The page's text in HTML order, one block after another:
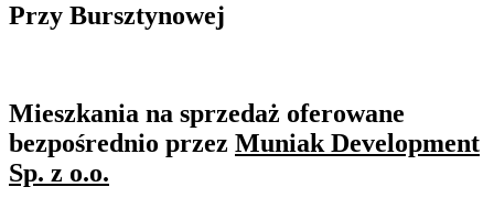
Przy Bursztynowej
Mieszkania na sprzedaż oferowane
bezpośrednio przez Muniak Development
Sp. z o.o.